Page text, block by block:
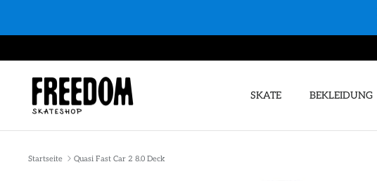
SKATE BEKLEIDUNG
Startseite Quasi Fast Car 2 8.0 Deck